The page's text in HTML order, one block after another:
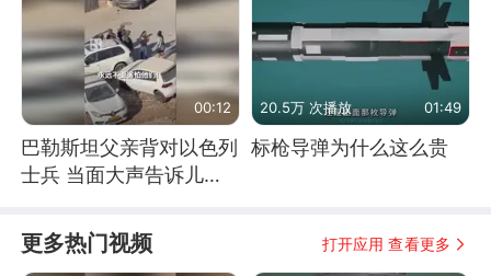
00:12
巴勒斯坦父亲背对以色列
士兵 当面大声告诉儿
20.5万 次播放 01:49
标枪导弹为什么这么贵
更多热门视频 打开应用 查看更多